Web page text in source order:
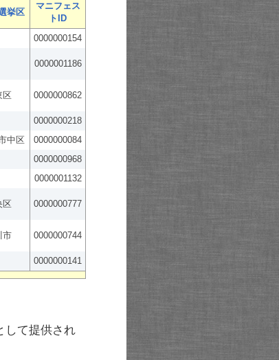
挙区
マニフェス
トID
0000000154
0000001186
区 0000000862
0000000218
中区
0000000084
0000000968
0000001132
区 0000000777
市 0000000744
0000000141
して提供され